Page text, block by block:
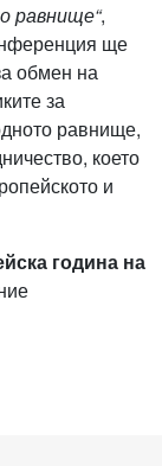
равнище“,
ще
обмен на
за
равнище,
което
и
година на